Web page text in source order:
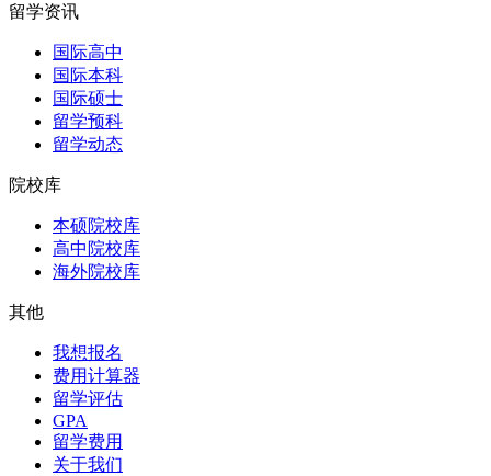
留学资讯
国际高中
国际本科
国际硕士
留学预科
留学动态
院校库
本硕院校库
高中院校库
海外院校库
其他
我想报名
费用计算器
留学评估
GPA
留学费用
关于我们